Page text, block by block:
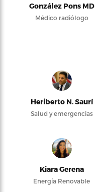
González Pons MD
Médico radiólogo
Heriberto N. Saurí
Salud y emergencias
Kiara Gerena
Energía Renovable